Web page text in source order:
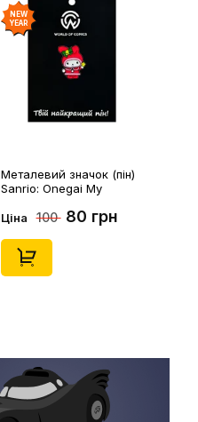
NEW
YEAR
Металевий значок (пін)
Sanrio: Onegai My
Melody, (14543)
Ціна 100 80 грн